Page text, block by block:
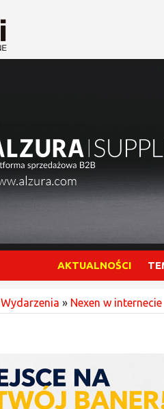
AKTUALNOŚCI
Wydarzenia » Nexen w internecie